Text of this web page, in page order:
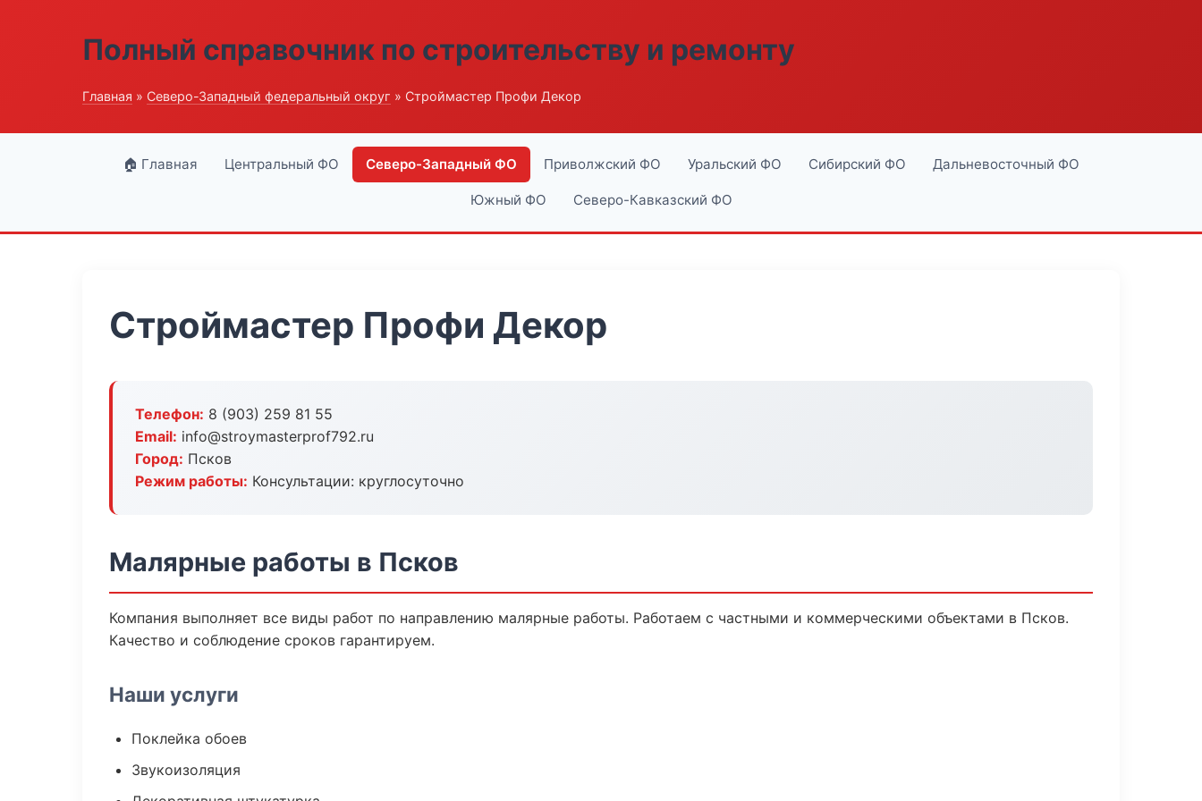
Полный справочник по строительству и ремонту
Главная » Северо-Западный федеральный округ » Строймастер Профи Декор
🏠 Главная Центральный ФО Северо-Западный ФО Приволжский ФО Уральский ФО Сибирский ФО Дальневосточный ФО
Южный ФО Северо-Кавказский ФО
Строймастер Профи Декор
Телефон: 8 (903) 259 81 55
Email: info@stroymasterprof792.ru
Город: Псков
Режим работы: Консультации: круглосуточно
Малярные работы в Псков
Компания выполняет все виды работ по направлению малярные работы. Работаем с частными и коммерческими объектами в Псков.
Качество и соблюдение сроков гарантируем.
Наши услуги
Поклейка обоев
Звукоизоляция